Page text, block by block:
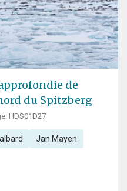
de
du Spitzberg
HDS01D27
Jan Mayen